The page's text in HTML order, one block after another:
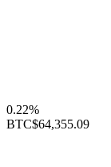
0.22%
BTC$64,355.09